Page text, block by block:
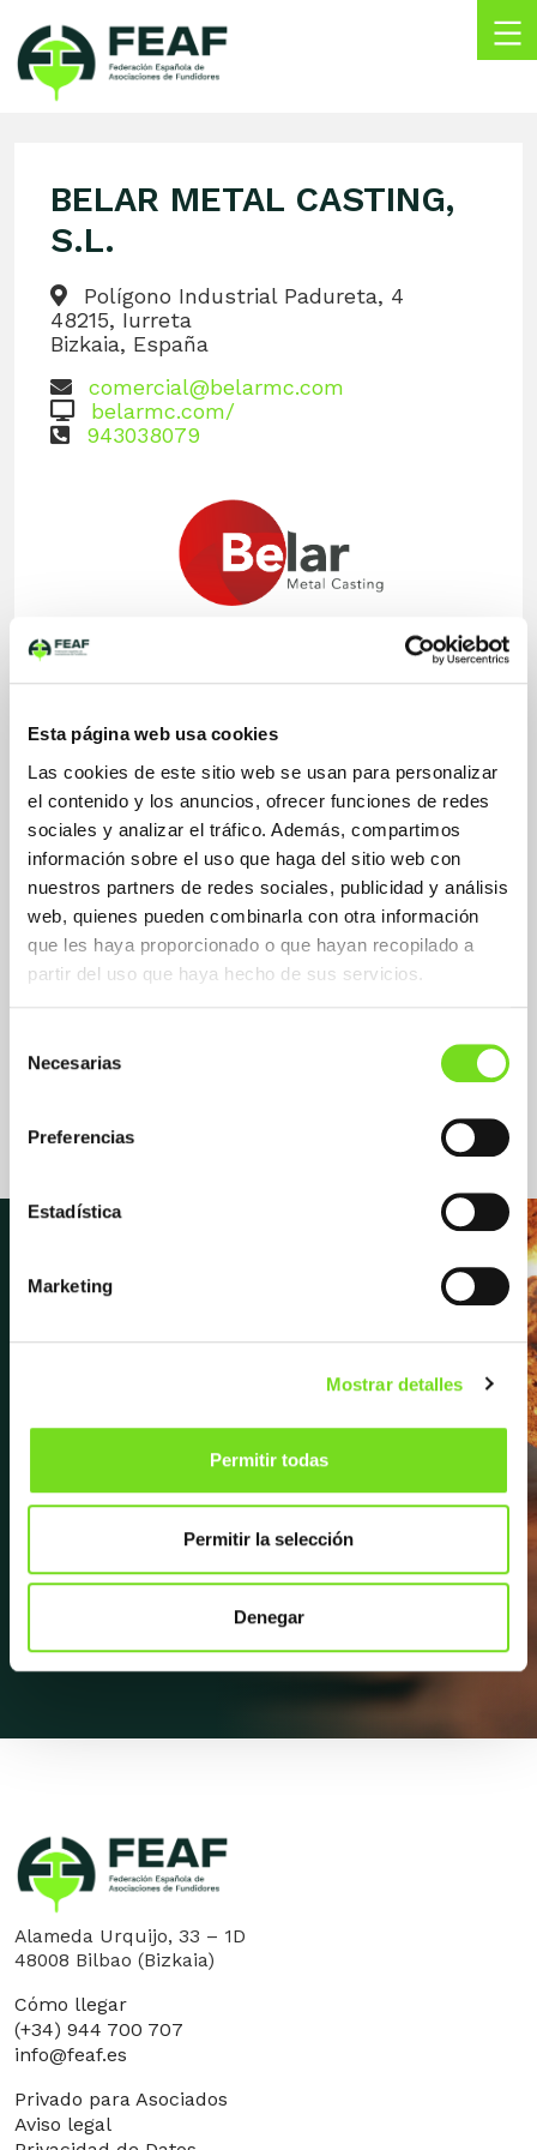
Esta página web usa cookies
Las cookies de este sitio web se usan para personalizar
el contenido y los anuncios, ofrecer funciones de redes
sociales y analizar el tráfico. Además, compartimos
información sobre el uso que haga del sitio web con
nuestros partners de redes sociales, publicidad y análisis
web, quienes pueden combinarla con otra información
que les haya proporcionado o que hayan recopilado a
partir del uso que haya hecho de sus servicios.
Necesarias
Preferencias
Estadística
Marketing
Mostrar detalles
Permitir todas
Permitir la selección
Denegar
content
Asociaciones
Fundidores
BELAR METAL CASTING,
S.L.
Polígono Industrial Padureta, 4
48215, Iurreta
Bizkaia, España
comercial@belarmc.com
belarmc.com/
943038079
Aplicaciones Fundición de Hierro
Sectores Fundición de Hierro
Automovil - vehículo industrial
Ferretería y Htas.
Máquina herramienta
Maquinaria agrícola
Maq. obras públicas y canteras
Valvulería - accesorios de tubería
Fundición de Hierro
Newsletter
novedades y noticias sobre FEAF,
mucho más.
Apúntate a la newsletter
Alameda Urquijo, 33 – 1D
48008 Bilbao (Bizkaia)
Cómo llegar
(+34) 944 700 707
info@feaf.es
Privado para Asociados
Aviso legal